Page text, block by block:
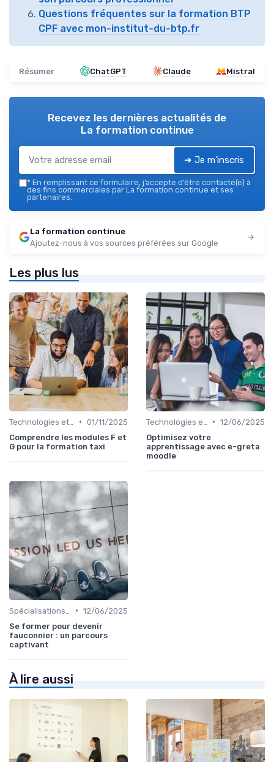
Questions fréquentes sur la formation BTP
CPF avec mon-institut-du-btp.fr
Résumer ChatGPT Claude Mistral
Recevez les dernières actualités de
La formation continue
➔ Je m'inscris
* En remplissant ce formulaire, j’accepte d’être contacté(e) à
des fins commerciales par La formation continue et ses
partenaires.
La formation continue
Ajoutez-nous à vos sources préférées sur Google
Les plus lus
• 01/11/2025
Comprendre les modules F et
G pour la formation taxi
• 12/06/2025
Optimisez votre
apprentissage avec e-greta
moodle
• 12/06/2025
Se former pour devenir
fauconnier : un parcours
captivant
À lire aussi